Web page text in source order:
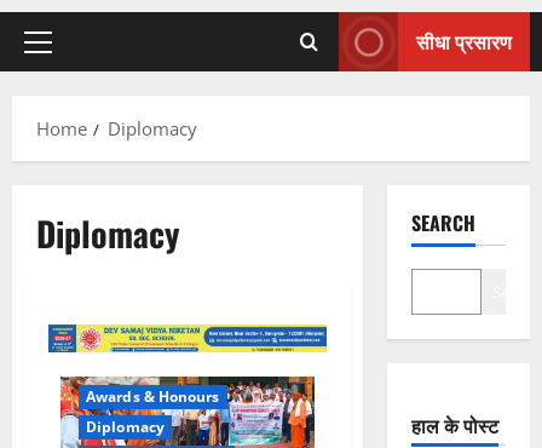
Primary
सीधा प्रसारण
Home Diplomacy
Diplomacy
Awards & Honours
Diplomacy
SEARCH
हाल के पोस्ट